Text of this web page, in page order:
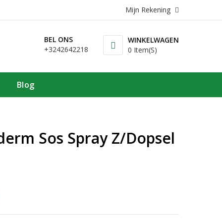
Mijn Rekening
WINKELWAGEN
0 Item(s)
BEL ONS
+3242642218
Blog
Sos Spray Z/dopsel